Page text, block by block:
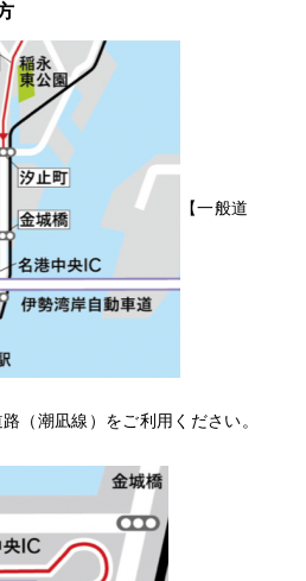
【一般道
（潮凪線）をご利用ください。